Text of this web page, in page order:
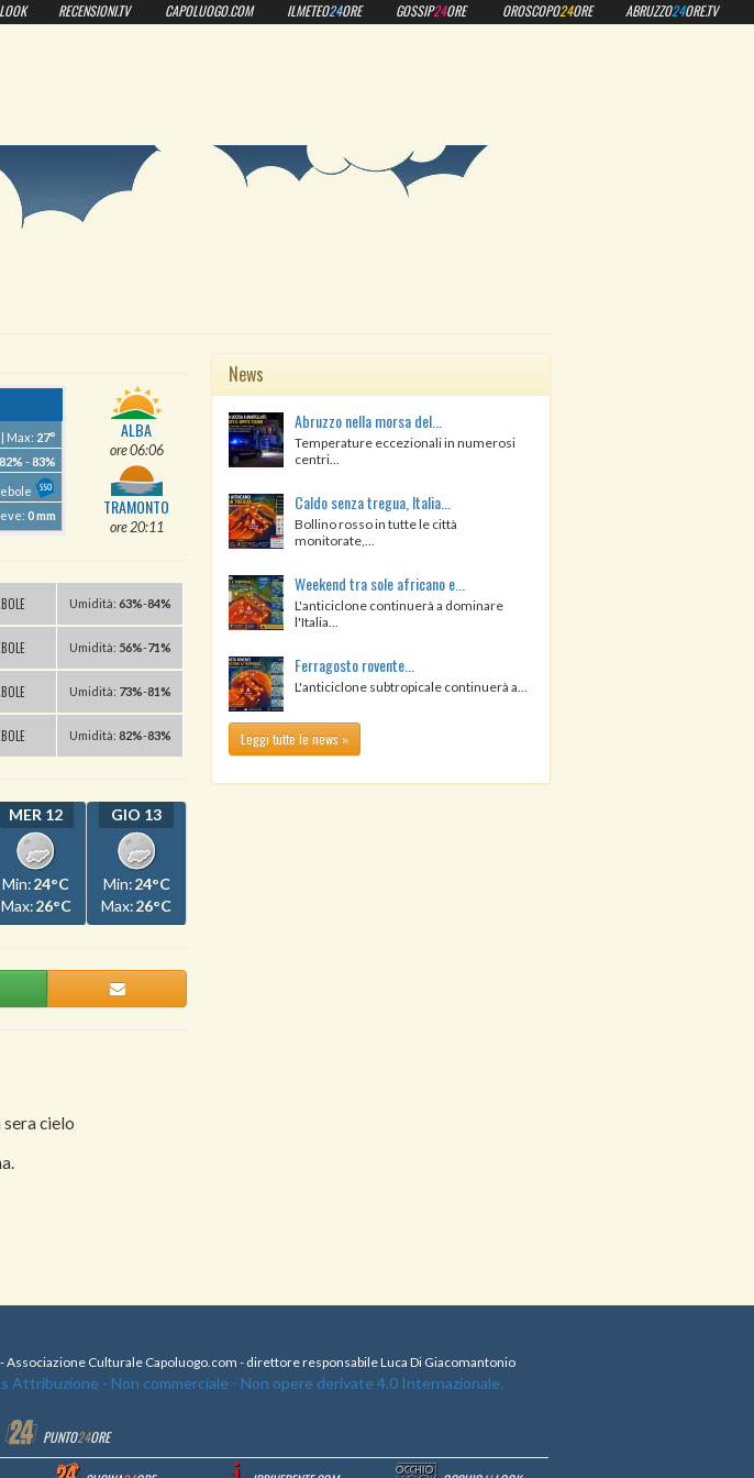
| Max: 27°
82%-83%
0 mm
ALBA
ore 06:06
TRAMONTO
ore 20:11
Umidità: 63%-84%
Umidità: 56%-71%
Umidità: 73%-81%
Umidità: 82%-83%
MER 12
Min:24°C
Max:26°C
GIO 13
Min:24°C
Max:26°C
cielo
News
Abruzzo nella morsa del...
Temperature eccezionali in numerosi
centri...
Caldo senza tregua, Italia...
Bollino rosso in tutte le città
monitorate,...
Weekend tra sole africano e...
L'anticiclone continuerà a dominare
l'Italia...
Ferragosto rovente...
L'anticiclone subtropicale continuerà a...
Leggi tutte le news »
LOOK RECENSIONI.TV CAPOLUOGO.COM ILMETEO24ORE GOSSIP24ORE OROSCOPO24ORE ABRUZZO24ORE.TV
Culturale Capoluogo.com - direttore responsabile Luca Di Giacomantonio
Attribuzione - Non commerciale - Non opere derivate 4.0 Internazionale.
PUNTO24ORE